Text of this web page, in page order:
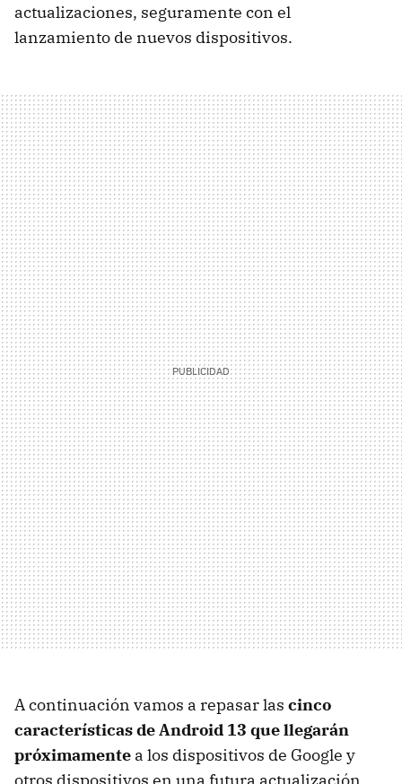
actualizaciones, seguramente con el
lanzamiento de nuevos dispositivos.
A continuación vamos a repasar las cinco
características de Android 13 que llegarán
próximamente a los dispositivos de Google y
otros dispositivos en una futura actualización